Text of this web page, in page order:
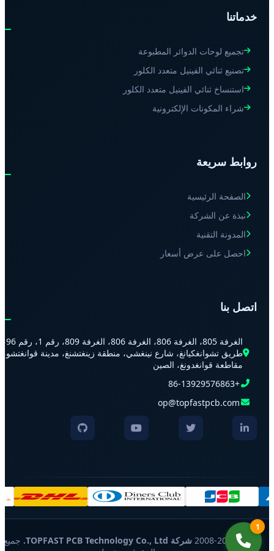
خدماتنا
تجميع لوحات الدوائر المطبوعة
تصنيع ثنائي الفينيل متعدد الكلور
استنساخ ثنائي الفينيل متعدد الكلور
شراء المكونات الإلكترونية
روابط سريعة
الصفحة الرئيسية
نبذة عن الشركة
المدونة التقنية
احصل على عرض أسعار
اتصل بنا
الغرفة 805، الغرفة 806، الغرفة 806، الغرفة 809، رقم 1، رقم 96،
طريق تشوانغكيانغ، شارع نينغشي، منطقة زينغتشنغ، مدينة قوانغتشو،
مقاطعة قوانغدونغ، الصين
+86-13929576863
op@topfastpcb.com
© 2008-2026 شركة TOPFAST PCB Technology Co., Ltd.
جميع
1